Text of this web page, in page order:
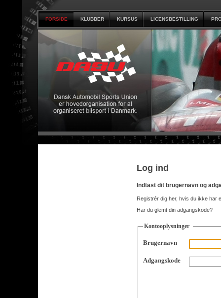
FORSIDE KLUBBER KURSUS LICENSBESTILLING
Log ind
Indtast dit brugernavn og
Registrér dig her, hvis du ikke har
Har du glemt din adgangskode?
Kontooplysninger
Brugernavn
Adgangskode